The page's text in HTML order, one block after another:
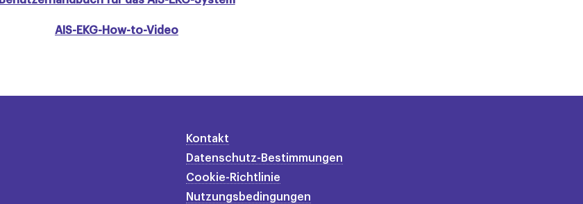
AIS-EKG-How-to-Video
Kontakt
Datenschutz-Bestimmungen
Cookie-Richtlinie
Nutzungsbedingungen